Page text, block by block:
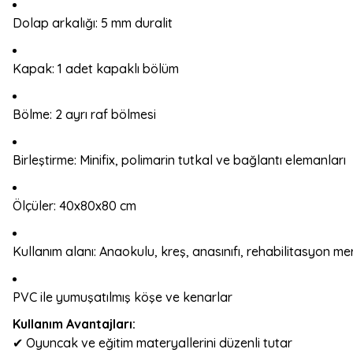
Dolap arkalığı: 5 mm duralit
Kapak: 1 adet kapaklı bölüm
Bölme: 2 ayrı raf bölmesi
Birleştirme: Minifix, polimarin tutkal ve bağlantı elemanları
Ölçüler: 40x80x80 cm
Kullanım alanı: Anaokulu, kreş, anasınıfı, rehabilitasyon
PVC ile yumuşatılmış köşe ve kenarlar
Kullanım Avantajları:
✔ Oyuncak ve eğitim materyallerini düzenli tutar